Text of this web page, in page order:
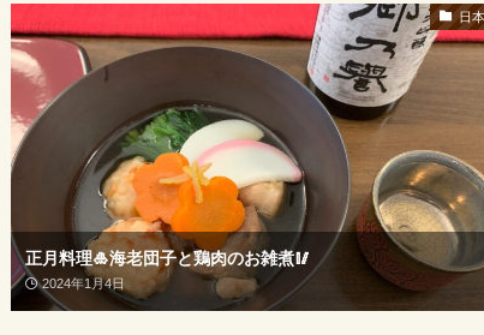
日
正月料理🎍海老団子と鶏肉のお雑煮🥢
2024年1月4日